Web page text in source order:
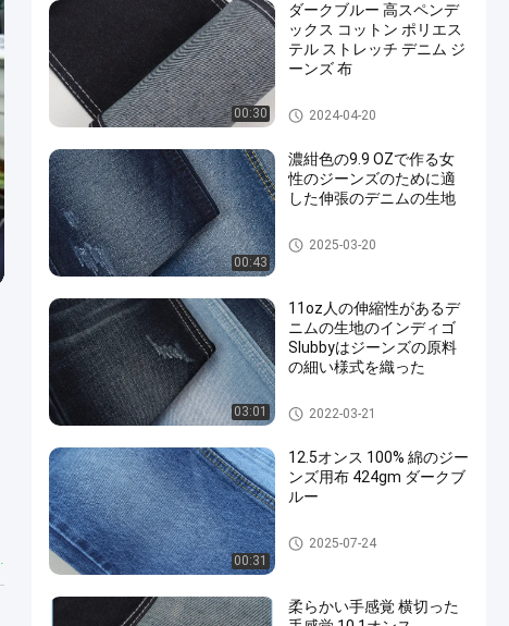
00:30
ダークブルー 高スペンデ
ックス コットン ポリエス
テル ストレッチ デニム ジ
ーンズ 布
伸張のデニムの生地
2024-04-20
00:43
濃紺色の9.9 OZで作る女
性のジーンズのために適
した伸張のデニムの生地
伸張のデニムの生地
2025-03-20
03:01
11oz人の伸縮性があるデ
ニムの生地のインディゴ
Slubbyはジーンズの原料
の細い様式を織った
綿ポリエステル スパンデック
スのデニムの生地
2022-03-21
00:31
12.5オンス 100% 綿のジー
ンズ用布 424gm ダークブ
ルー
100コットンデニム生地
2025-07-24
柔らかい手感覚 横切った